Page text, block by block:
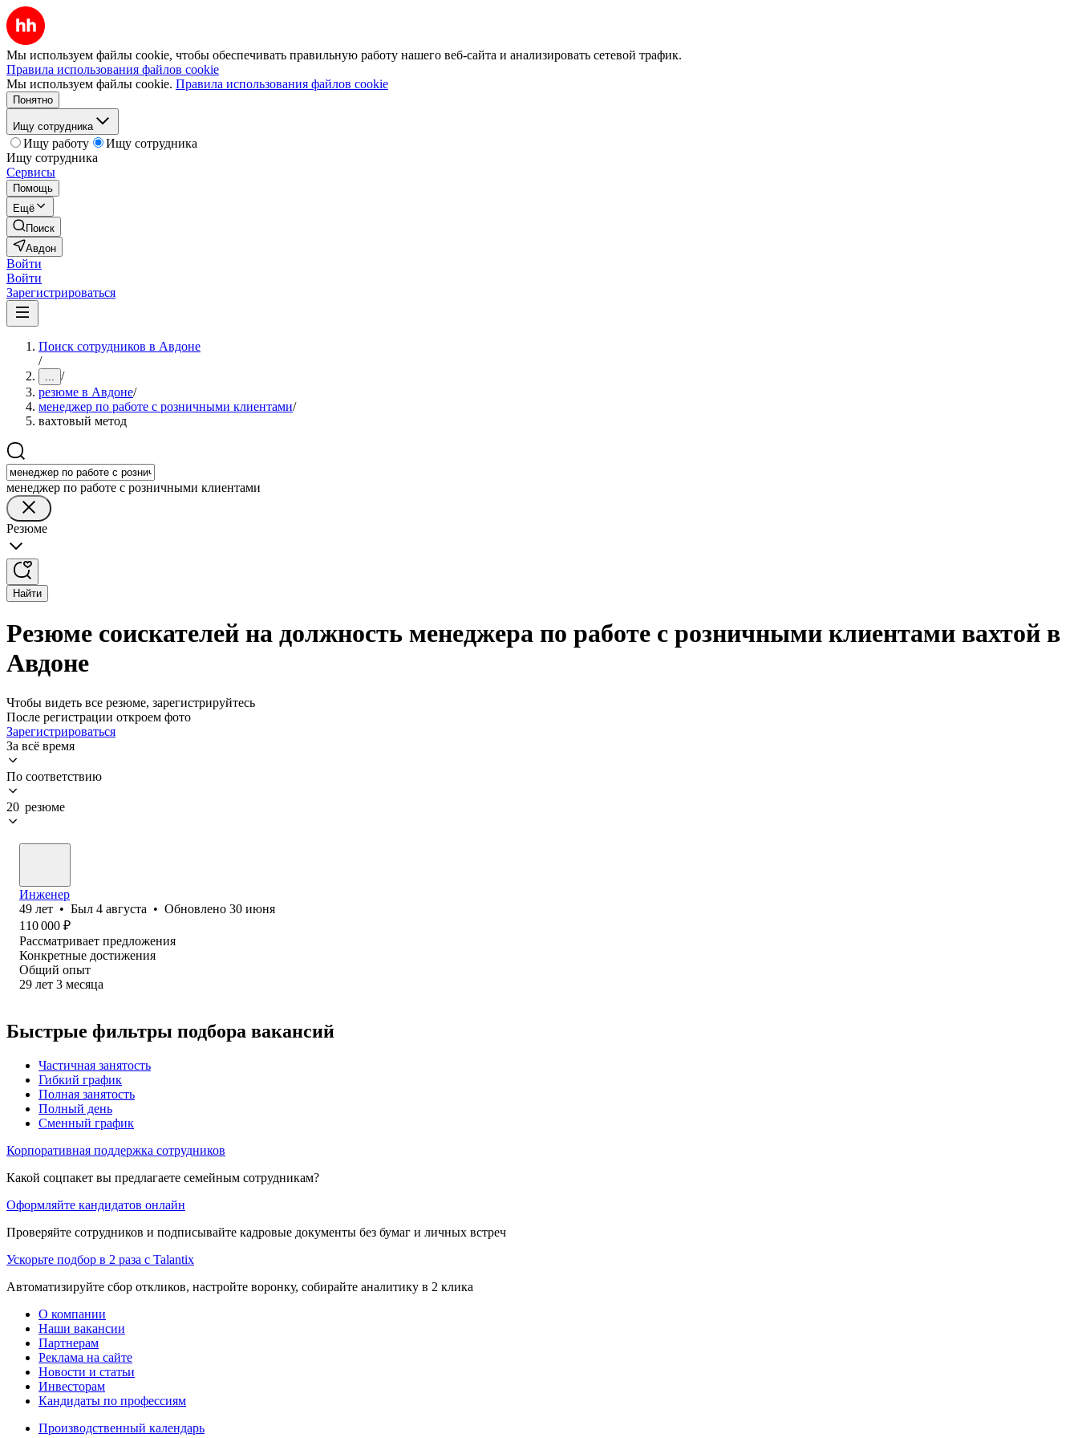
Мы используем файлы cookie, чтобы обеспечивать правильную работу нашего веб-сайта и анализировать сетевой трафик.
Правила использования файлов cookie
Мы используем файлы cookie. Правила использования файлов cookie
Понятно
Ищу сотрудника
Ищу работу
Ищу сотрудника
Ищу сотрудника
Сервисы
Помощь
Ещё
Поиск
Авдон
Войти
Войти
Зарегистрироваться
Поиск сотрудников в Авдоне
/
... /
резюме в Авдоне/
менеджер по работе с розничными клиентами/
вахтовый метод
менеджер по работе с розничными клиентами
Резюме
Найти
Резюме соискателей на должность менеджера по работе с розничными клиентами вахтой в
Авдоне
Чтобы видеть все резюме, зарегистрируйтесь
После регистрации откроем фото
Зарегистрироваться
За всё время
По соответствию
20 резюме
Инженер
49 лет • Был 4 августа • Обновлено 30 июня
110 000 ₽
Рассматривает предложения
Конкретные достижения
Общий опыт
29 лет 3 месяца
Быстрые фильтры подбора вакансий
Частичная занятость
Гибкий график
Полная занятость
Полный день
Сменный график
Корпоративная поддержка сотрудников
Какой соцпакет вы предлагаете семейным сотрудникам?
Оформляйте кандидатов онлайн
Проверяйте сотрудников и подписывайте кадровые документы без бумаг и личных встреч
Ускорьте подбор в 2 раза с Talantix
Автоматизируйте сбор откликов, настройте воронку, собирайте аналитику в 2 клика
О компании
Наши вакансии
Партнерам
Реклама на сайте
Новости и статьи
Инвесторам
Кандидаты по профессиям
Производственный календарь